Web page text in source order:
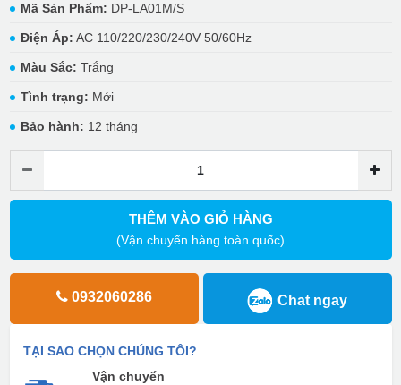
Mã Sản Phẩm: DP-LA01M/S
Điện Áp: AC 110/220/230/240V 50/60Hz
Màu Sắc: Trắng
Tình trạng: Mới
Bảo hành: 12 tháng
THÊM VÀO GIỎ HÀNG
(Vận chuyển hàng toàn quốc)
0932060286 Chat ngay
TẠI SAO CHỌN CHÚNG TÔI?
Vận chuyển